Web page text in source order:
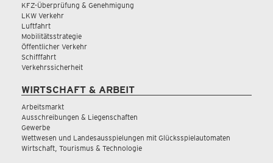
KFZ-Überprüfung & Genehmigung
LKW Verkehr
Luftfahrt
Mobilitätsstrategie
Öffentlicher Verkehr
Schifffahrt
Verkehrssicherheit
WIRTSCHAFT & ARBEIT
Arbeitsmarkt
Ausschreibungen & Liegenschaften
Gewerbe
Wettwesen und Landesausspielungen mit Glücksspielautomaten
Wirtschaft, Tourismus & Technologie